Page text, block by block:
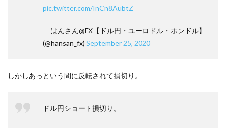
pic.twitter.com/InCn8AubtZ
— はんさん@FX【ドル円・ユーロドル・ポンドル】
(@hansan_fx) September 25, 2020
しかしあっという間に反転されて損切り。
ドル円ショート損切り。